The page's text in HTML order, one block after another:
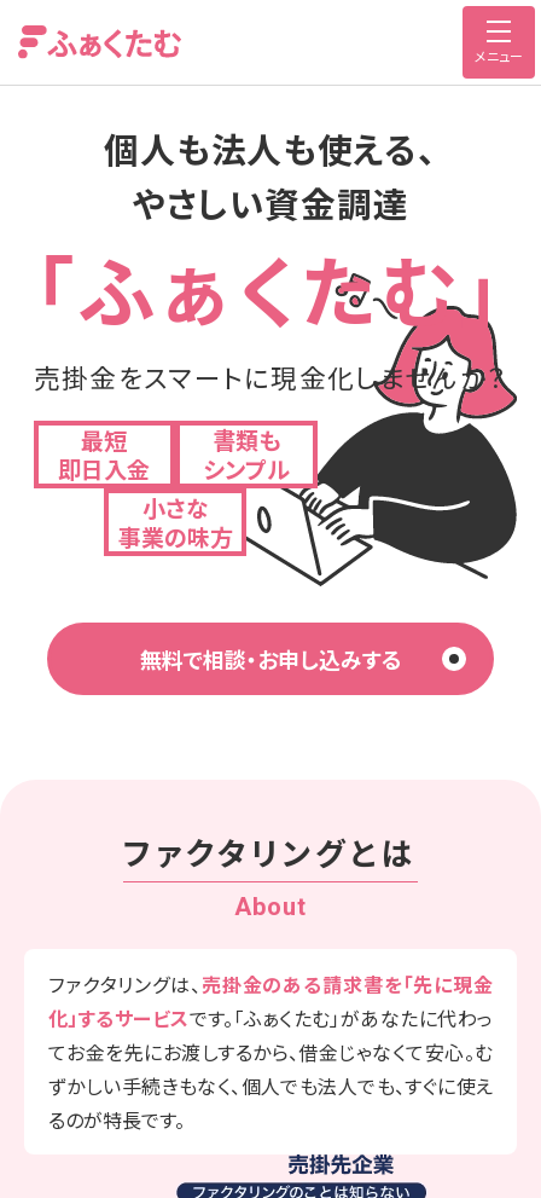
メニュー
個人も法人も使える、
やさしい資金調達
「ふぁくたむ」
売掛金をスマートに現金化しませんか？
最短
即日入金
書類も
シンプル
小さな
事業の味方
無料で相談・お申し込みする
ファクタリングとは
About
ファクタリングは、売掛金のある請求書を「先に現金
化」するサービスです。 「ふぁくたむ」があなたに代わっ
てお金を先にお渡しするから、借金じゃなくて安心。む
ずかしい手続きもなく、個人でも法人でも、すぐに使え
るのが特長です。